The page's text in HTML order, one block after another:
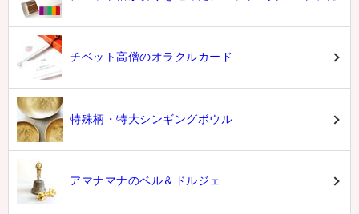
チベット高僧のオラクルカード
特殊柄・特大シンギングボウル
アマナマナのベル＆ドルジェ